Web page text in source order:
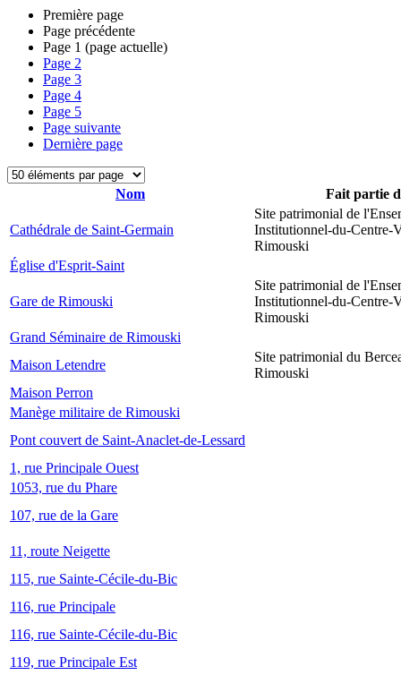
Première page
Page précédente
Page 1 (page actuelle)
Page 2
Page 3
Page 4
Page 5
Page suivante
Dernière page
Nom Fait partie
Cathédrale de Saint-Germain
Site patrimonial de
Institutionnel-du-Centre-
Rimouski
Église d'Esprit-Saint
Gare de Rimouski
Site patrimonial de
Institutionnel-du-Centre-
Rimouski
Grand Séminaire de Rimouski
Maison Letendre
Site patrimonial du
Rimouski
Maison Perron
Manège militaire de Rimouski
Pont couvert de Saint-Anaclet-de-Lessard
1, rue Principale Ouest
1053, rue du Phare
107, rue de la Gare
11, route Neigette
115, rue Sainte-Cécile-du-Bic
116, rue Principale
116, rue Sainte-Cécile-du-Bic
119, rue Principale Est